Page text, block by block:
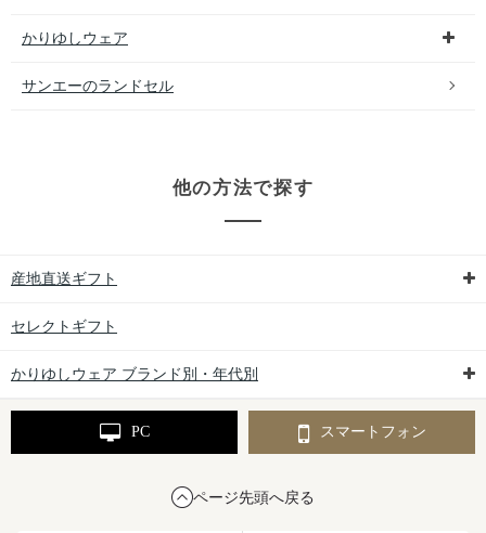
かりゆしウェア
サンエーのランドセル
他の方法で探す
産地直送ギフト
セレクトギフト
かりゆしウェア ブランド別・年代別
PC スマートフォン
ページ先頭へ戻る